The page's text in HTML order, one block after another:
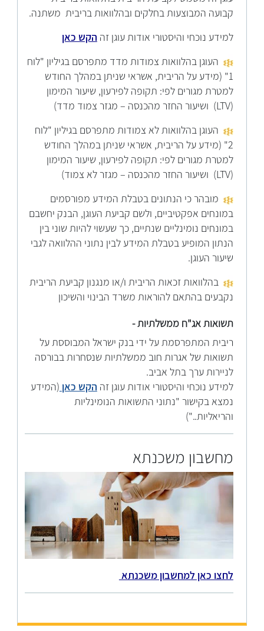
קבועה המבוצעות בחלקים ובהלוואות בריבית משתנה.
למידע נוכחי והיסטורי אודות עוגן זה הקש כאן
העוגן בהלוואות צמודות מדד מתפרסם בגיליון "לוח
1" (מידע על הריבית, אשראי שניתן במהלך החודש
למטרת מגורים לפי: תקופה לפירעון, שיעור המימון
(LTV) ושיעור החזר מהכנסה – מגזר צמוד מדד)
העוגן בהלוואות לא צמודות מתפרסם בגיליון "לוח
2" (מידע על הריבית, אשראי שניתן במהלך החודש
למטרת מגורים לפי: תקופה לפירעון, שיעור המימון
(LTV) ושיעור החזר מהכנסה – מגזר לא צמוד)
מובהר כי הנתונים בטבלת המידע מפורסמים
במונחים אפקטיביים, ולשם קביעת העוגן, הבנק יחשבם
במונחים נומינליים שנתיים, כך שעשוי להיות שוני בין
הנתון המופיע בטבלת המידע לבין נתוני ההלוואה לגבי
שיעור העוגן.
בהלוואות זכאות הריבית ו/או מנגנון קביעת הריבית
נקבעים בהתאם להוראות משרד הבינוי והשיכון
תשואות אג"ח ממשלתיות -
ריבית המתפרסמת על ידי בנק ישראל המבוססת על
תשואות של אגרות חוב ממשלתיות שנסחרות בבורסה
לניירות ערך בתל אביב.
למידע נוכחי והיסטורי אודות עוגן זה הקש כאן (המידע
נמצא בקישור "נתוני התשואות הנומינליות
והריאליות..")
מחשבון משכנתא
לחצו כאן למחשבון משכנתא